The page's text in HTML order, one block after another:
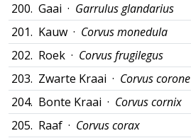
200. Gaai · Garrulus glandarius
201. Kauw · Corvus monedula
202. Roek · Corvus frugilegus
203. Zwarte Kraai · Corvus corone
204. Bonte Kraai · Corvus cornix
205. Raaf · Corvus corax